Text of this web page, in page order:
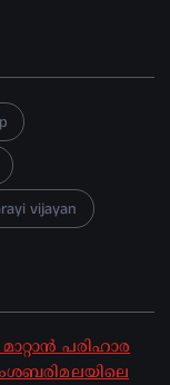
vijayan
പരിഹാര